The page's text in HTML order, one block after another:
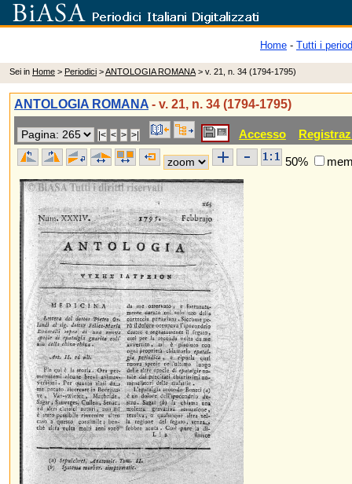
Home - Tutti i
Sei in Home > Periodici >ANTOLOGIA ROMANA > v. 21, n. 34 (1794-1795)
ANTOLOGIA ROMANA - v. 21, n. 34 (1794-1795)
Accesso
50%